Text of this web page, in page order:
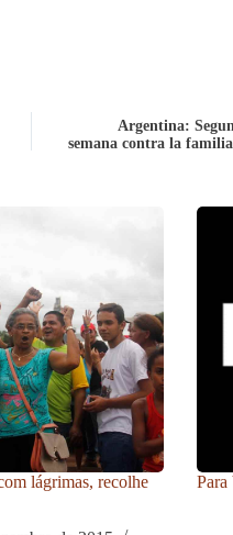
Argentina:
semana contra la
lágrimas, recolhe